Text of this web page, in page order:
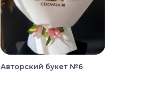
Авторский букет №6